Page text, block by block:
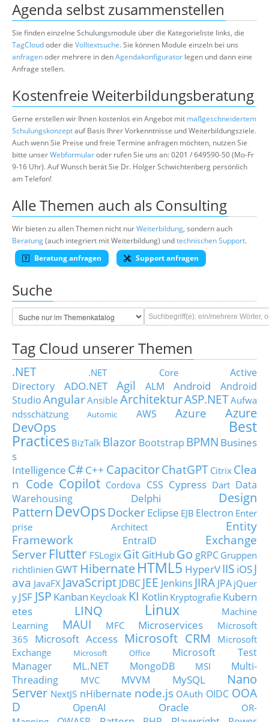
Agenda selbst zusammenstellen
Sie finden einzelne Schulungsmodule über die Kategorieliste links, die
TagCloudoder die Volltextsuche. Sie können Module einzeln bei uns
anfragenoder mehrere in denAgendakonfigurator legen und dann eine
Anfrage stellen.
Kostenfreie Weiterbildungsberatung
Gerne erstellen wir Ihnen kostenlos ein Angebot mit maßgeschneidertem
Schulungskonzeptauf Basis Ihrer Vorkenntnisse und Weiterbildungsziele.
Auch wenn Sie Preise und freie Termine anfragen möchten, nutzen Sie
bitte unserWebformularoder rufen Sie uns an: 0201 / 649590-50 (Mo-Fr
9-16 Uhr). Auf Wunsch berät Sie Dr. Holger Schwichtenberg persönlich
am Telefon!
Alle Themen auch als Consulting
Wir bieten zu allen Themen nicht nurWeiterbildung, sondern auch
Beratung(auch integriert mit Weiterbildung) undtechnischen Support.
Beratung anfragen
Support anfragen
Suche
Tag Cloud unserer Themen
.NET .NET Core
Active
Directory
ADO.NET Agil ALM Android
Android
StudioAngularAnsible ArchitekturASP.NETAufwa
ndsschätzung
Automic AWS Azure
Azure
DevOps
Best
Practices BizTalk Blazor Bootstrap BPMN Busines
s
Intelligence C#C++ CapacitorChatGPT Citrix Clea
n Code Copilot Cordova CSS Cypress Dart Data
Warehousing
Delphi
Design
Pattern DevOps DockerEclipse EJB Electron Enter
prise Architect
Entity
Framework
EntraID
Exchange
Server Flutter FSLogix Git GitHubGo gRPC Gruppen
richtlinien GWT HibernateHTML5 HyperVIIS iOSJ
ava JavaFX JavaScript JDBC JEE Jenkins JIRA JPA jQuer
y JSF JSP Kanban Keycloak KI Kotlin Kryptografie Kubern
etes
LINQ Linux
Machine
Learning
MAUI MFC Microservices
Microsoft
365
Microsoft Access Microsoft CRM
Microsoft
Exchange
Microsoft Office
Microsoft Test
Manager
ML.NET MongoDB MSI
Multi-
Threading
MVC MVVM MySQL
Nano
Server NextJS nHibernate node.js OAuth OIDC OOA
D
OpenAI Oracle
OR-